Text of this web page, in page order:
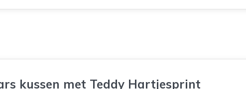
kussen met Teddy Hartjesprint